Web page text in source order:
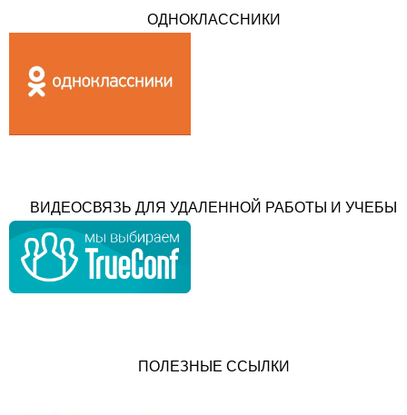
ОДНОКЛАССНИКИ
ВИДЕОСВЯЗЬ ДЛЯ УДАЛЕННОЙ РАБОТЫ И УЧЕБЫ
ПОЛЕЗНЫЕ ССЫЛКИ